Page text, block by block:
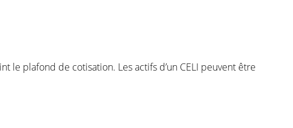
le plafond de cotisation. Les actifs d’un CELI peuvent être